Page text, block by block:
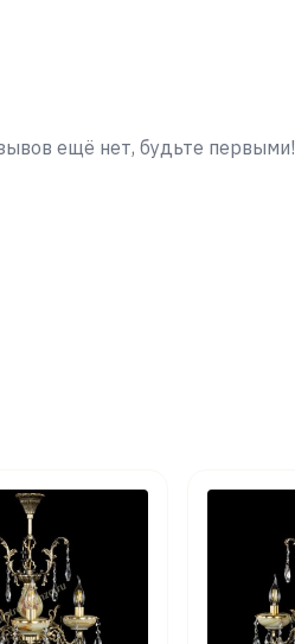
ещё нет, будьте первыми!